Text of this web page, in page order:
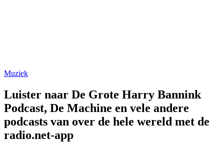
Muziek
Luister naar De Grote Harry Bannink
Podcast, De Machine en vele andere
podcasts van over de hele wereld met de
radio.net-app